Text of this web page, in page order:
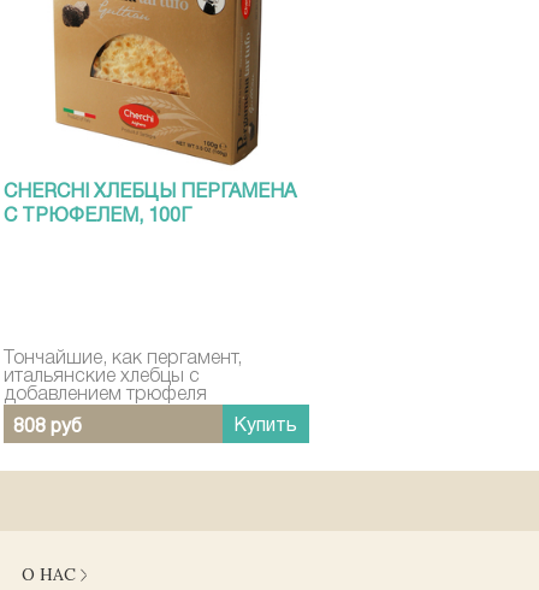
CHERCHI ХЛЕБЦЫ ПЕРГАМЕНА
С ТРЮФЕЛЕМ, 100Г
Тончайшие, как пергамент,
итальянские хлебцы с
добавлением трюфеля
808 руб
Купить
О НАС